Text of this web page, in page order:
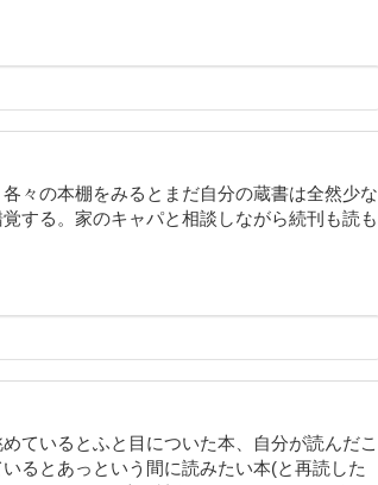
々の本棚をみるとまだ自分の蔵書は全然少な
する。家のキャパと相談しながら続刊も読も
ているとふと目についた本、自分が読んだこ
るとあっという間に読みたい本(と再読した